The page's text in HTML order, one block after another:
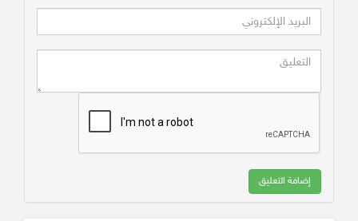
إضافة التعليق